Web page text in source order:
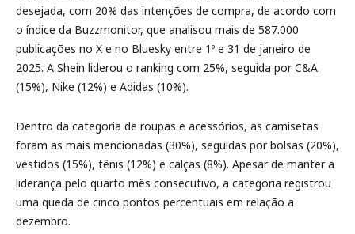
desejada, com 20% das intenções de compra, de acordo com
o índice da Buzzmonitor, que analisou mais de 587.000
publicações no X e no Bluesky entre 1º e 31 de janeiro de
2025. A Shein liderou o ranking com 25%, seguida por C&A
(15%), Nike (12%) e Adidas (10%).
Dentro da categoria de roupas e acessórios, as camisetas
foram as mais mencionadas (30%), seguidas por bolsas (20%),
vestidos (15%), tênis (12%) e calças (8%). Apesar de manter a
liderança pelo quarto mês consecutivo, a categoria registrou
uma queda de cinco pontos percentuais em relação a
dezembro.